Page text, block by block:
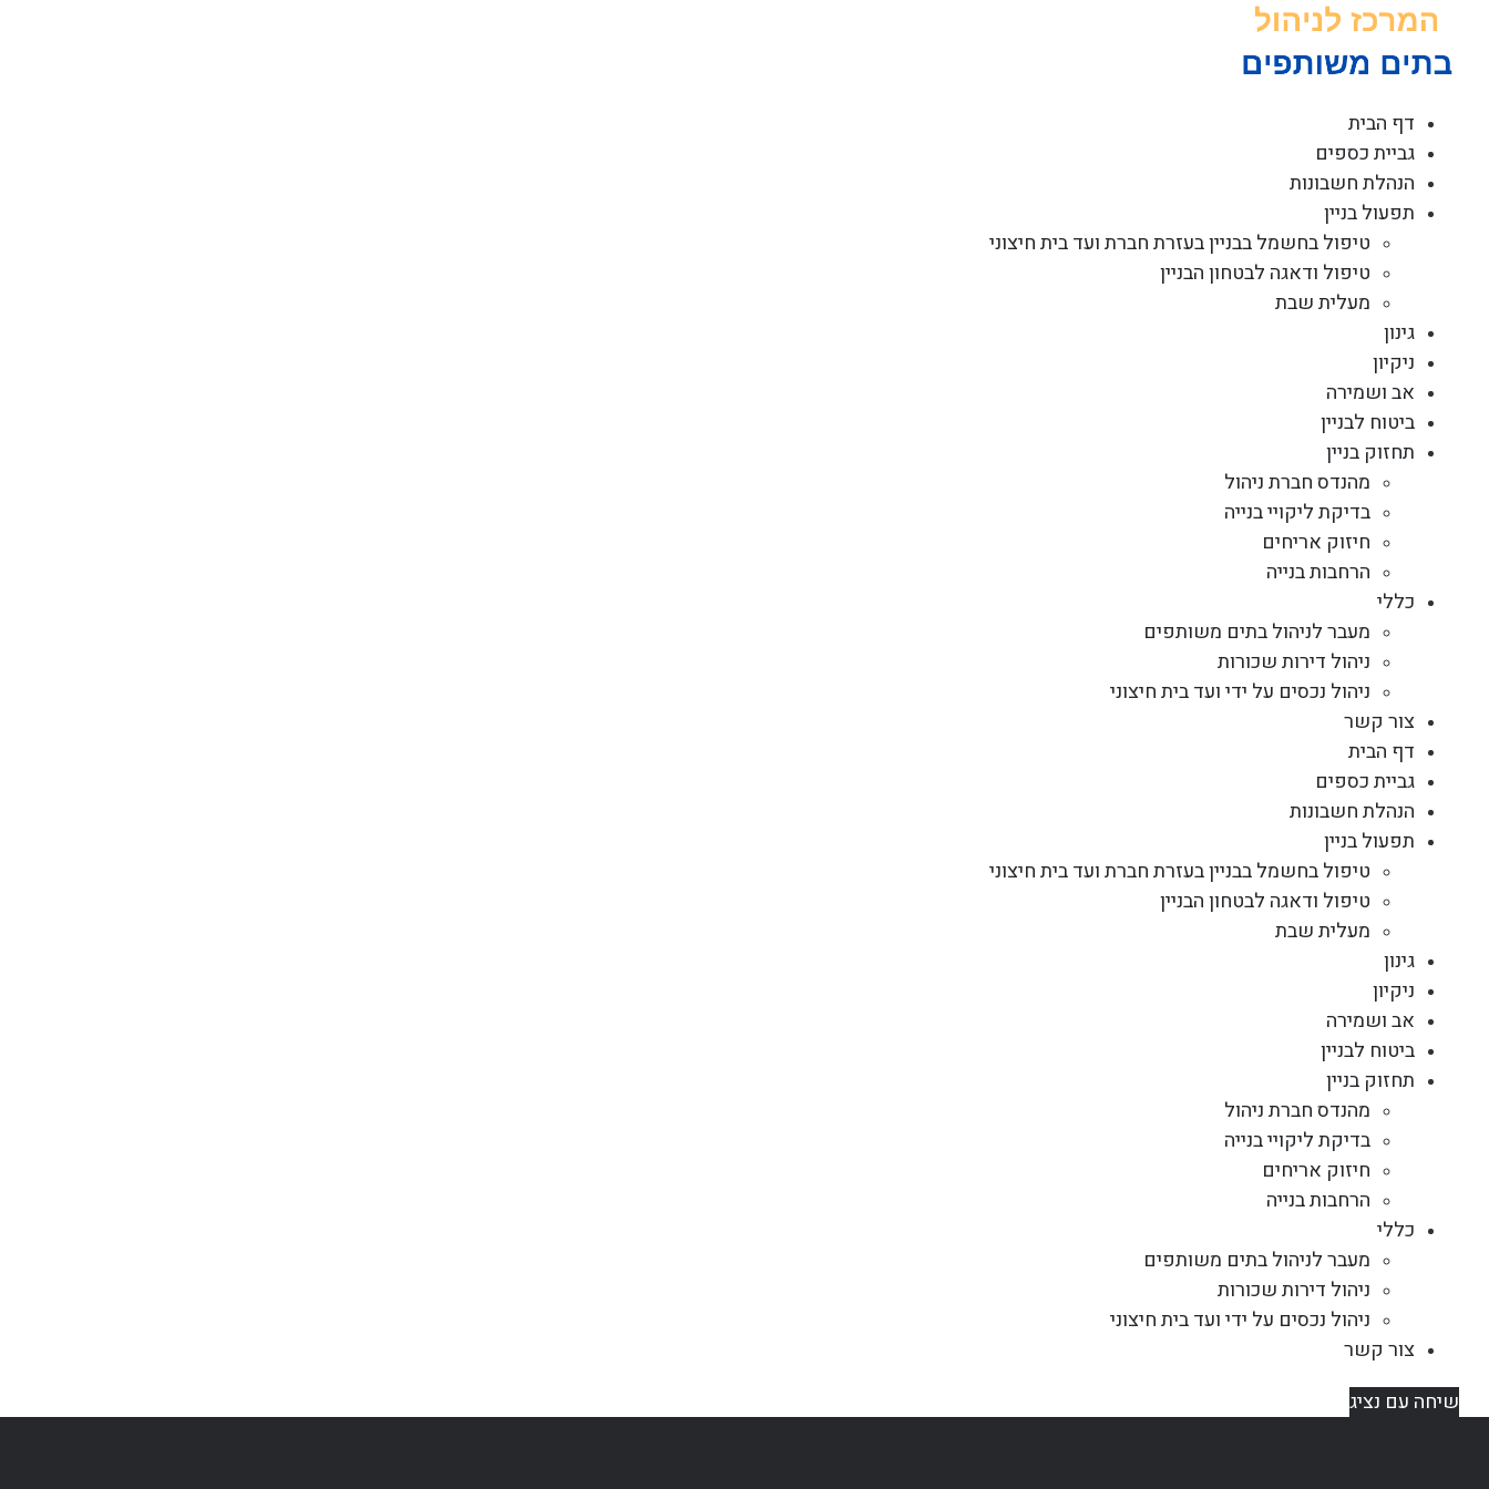
דף הבית
גביית כספים
הנהלת חשבונות
תפעול בניין
טיפול בחשמל בבניין בעזרת חברת ועד בית חיצוני
טיפול ודאגה לבטחון הבניין
מעלית שבת
גינון
ניקיון
אב ושמירה
ביטוח לבניין
תחזוק בניין
מהנדס חברת ניהול
בדיקת ליקויי בנייה
חיזוק אריחים
הרחבות בנייה
כללי
מעבר לניהול בתים משותפים
ניהול דירות שכורות
ניהול נכסים על ידי ועד בית חיצוני
צור קשר
דף הבית
גביית כספים
הנהלת חשבונות
תפעול בניין
טיפול בחשמל בבניין בעזרת חברת ועד בית חיצוני
טיפול ודאגה לבטחון הבניין
מעלית שבת
גינון
ניקיון
אב ושמירה
ביטוח לבניין
תחזוק בניין
מהנדס חברת ניהול
בדיקת ליקויי בנייה
חיזוק אריחים
הרחבות בנייה
כללי
מעבר לניהול בתים משותפים
ניהול דירות שכורות
ניהול נכסים על ידי ועד בית חיצוני
צור קשר
שיחה עם נציג